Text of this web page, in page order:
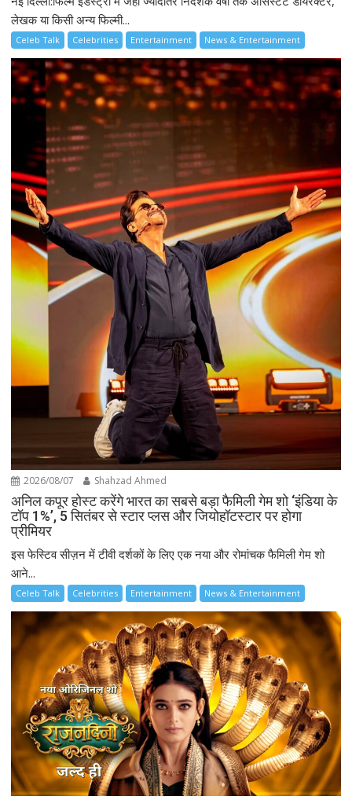
लेखक या किसी अन्य फिल्मी...
Celeb Talk Celebrities Entertainment News & Entertainment
2026/08/07 Shahzad Ahmed
अनिल कपूर होस्ट करेंगे भारत का सबसे बड़ा फैमिली गेम शो ‘इंडिया के
टॉप 1%’, 5 सितंबर से स्टार प्लस और जियोहॉटस्टार पर होगा
प्रीमियर
इस फेस्टिव सीज़न में टीवी दर्शकों के लिए एक नया और रोमांचक फैमिली गेम शो
आने...
Celeb Talk Celebrities Entertainment News & Entertainment